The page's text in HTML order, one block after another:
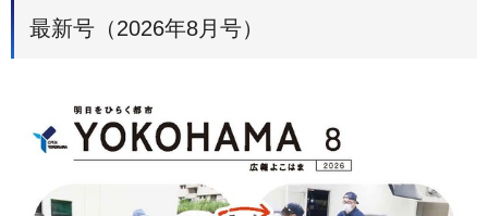
最新号（2026年8月号）